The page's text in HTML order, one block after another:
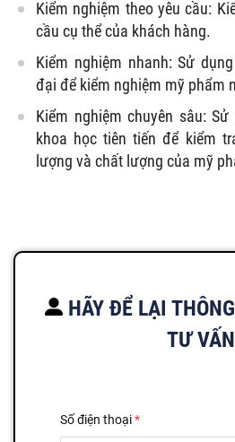
Kiểm nghiệm theo yêu cầu:
cầu cụ thể của khách hàng.
Kiểm nghiệm nhanh: Sử
đại để kiểm nghiệm mỹ phẩm
Kiểm nghiệm chuyên sâu:
khoa học tiên tiến để kiểm
lượng và chất lượng của mỹ
HÃY ĐỂ LẠI
TƯ VẤN